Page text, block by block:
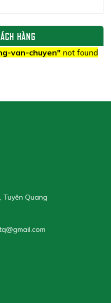
HÀNG
van-chuyen" not found
Tuyên Quang